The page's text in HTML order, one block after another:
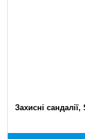
Захисні сандалії,